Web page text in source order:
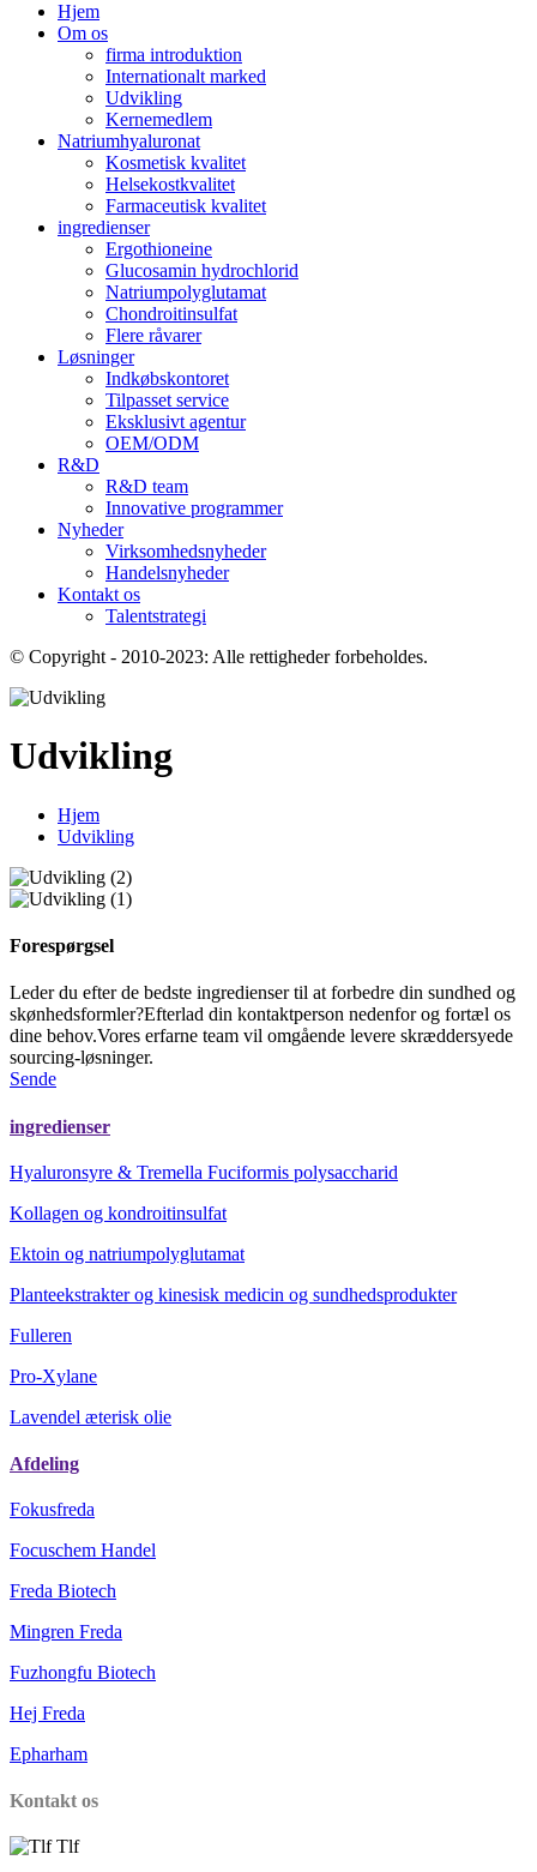
Hjem
Om os
firma introduktion
Internationalt marked
Udvikling
Kernemedlem
Natriumhyaluronat
Kosmetisk kvalitet
Helsekostkvalitet
Farmaceutisk kvalitet
ingredienser
Ergothioneine
Glucosamin hydrochlorid
Natriumpolyglutamat
Chondroitinsulfat
Flere råvarer
Løsninger
Indkøbskontoret
Tilpasset service
Eksklusivt agentur
OEM/ODM
R&D
R&D team
Innovative programmer
Nyheder
Virksomhedsnyheder
Handelsnyheder
Kontakt os
Talentstrategi
© Copyright - 2010-2023: Alle rettigheder forbeholdes.
Udvikling
Hjem
Udvikling
Forespørgsel
Leder du efter de bedste ingredienser til at forbedre din sundhed og
skønhedsformler?Efterlad din kontaktperson nedenfor og fortæl os
dine behov.Vores erfarne team vil omgående levere skræddersyede
sourcing-løsninger.
Sende
ingredienser
Hyaluronsyre & Tremella Fuciformis polysaccharid
Kollagen og kondroitinsulfat
Ektoin og natriumpolyglutamat
Planteekstrakter og kinesisk medicin og sundhedsprodukter
Fulleren
Pro-Xylane
Lavendel æterisk olie
Afdeling
Fokusfreda
Focuschem Handel
Freda Biotech
Mingren Freda
Fuzhongfu Biotech
Hej Freda
Epharham
Kontakt os
Tlf